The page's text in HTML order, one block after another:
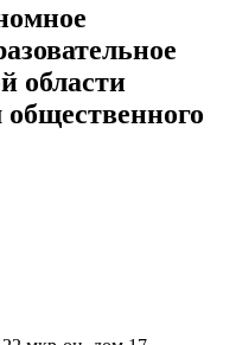
области